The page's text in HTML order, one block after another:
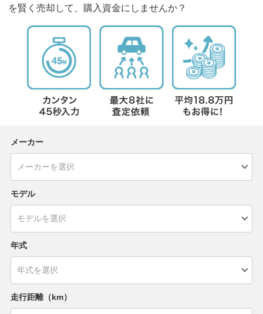
を賢く売却して、購入資金にしませんか？
メーカー
モデル
年式
走行距離（km）